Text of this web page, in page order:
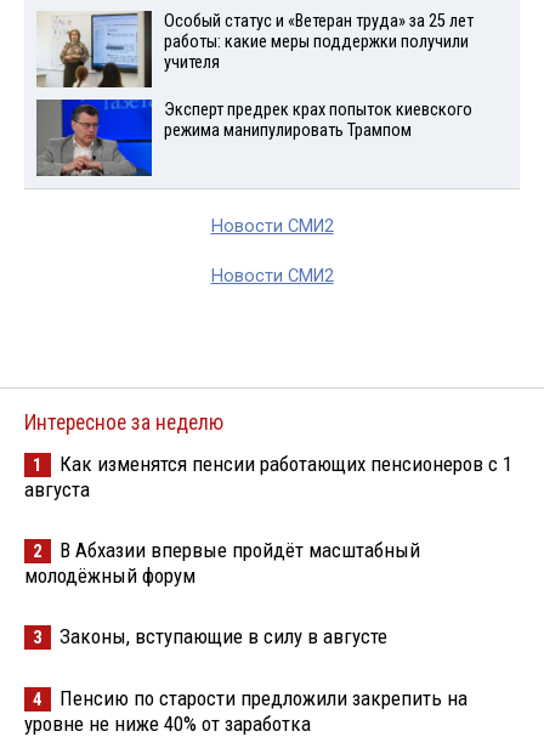
Особый статус и «Ветеран труда» за 25 лет
работы: какие меры поддержки получили
учителя
Эксперт предрек крах попыток киевского
режима манипулировать Трампом
Новости СМИ2
Новости СМИ2
Интересное за неделю
1
Как изменятся пенсии работающих пенсионеров с 1
августа
2
В Абхазии впервые пройдёт масштабный
молодёжный форум
3 Законы, вступающие в силу в августе
4
Пенсию по старости предложили закрепить на
уровне не ниже 40% от заработка